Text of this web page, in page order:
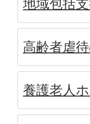
地域包括
高齢者虐
養護老人